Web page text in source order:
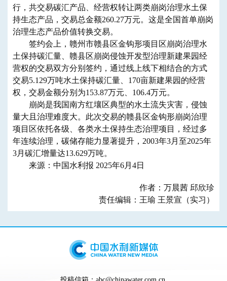
行，共交易碳汇产品、经营权转让两类崩岗治理水土保
持生态产品，交易总金额260.27万元。这是全国首单崩岗
治理生态产品价值转换交易。
签约会上，赣州市赣县区金钩形项目区崩岗治理水
土保持碳汇量、赣县区崩岗侵蚀开发型治理新建果园经
营权的交易双方分别签约，通过线上线下相结合的方式
交易5.129万吨水土保持碳汇量、170亩新建果园的经营
权，交易金额分别为153.87万元、106.4万元。
崩岗是我国南方红壤区典型的水土流失灾害，侵蚀
量大且治理难度大。此次交易的赣县区金钩形崩岗治理
项目区依托各级、各类水土保持生态治理项目，经过多
年连续治理，碳储存能力显著提升，2003年3月至2025年
3月碳汇增量达13.629万吨。
来源：中国水利报 2025年6月4日
作者：万晨茜 邱欣珍
责任编辑：王瑜 王景宣（实习）
投稿信箱：abc@chinawater.com.cn